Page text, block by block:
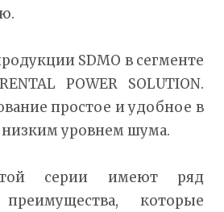
SDMO в сегменте
POWER SOLUTION.
простое и удобное в
низким уровнем шума.
серии имеют ряд
которые